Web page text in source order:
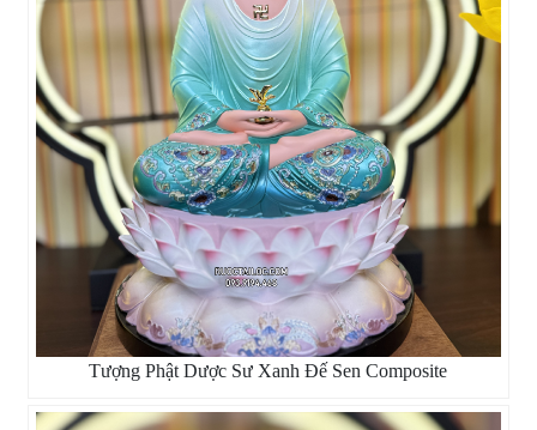
Tượng Phật Dược Sư Xanh Đế Sen Composite